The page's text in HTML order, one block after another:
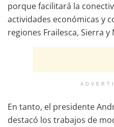
porque facilitará la
actividades económicas y
regiones Frailesca, Sierra
En tanto, el presidente
destacó los trabajos de